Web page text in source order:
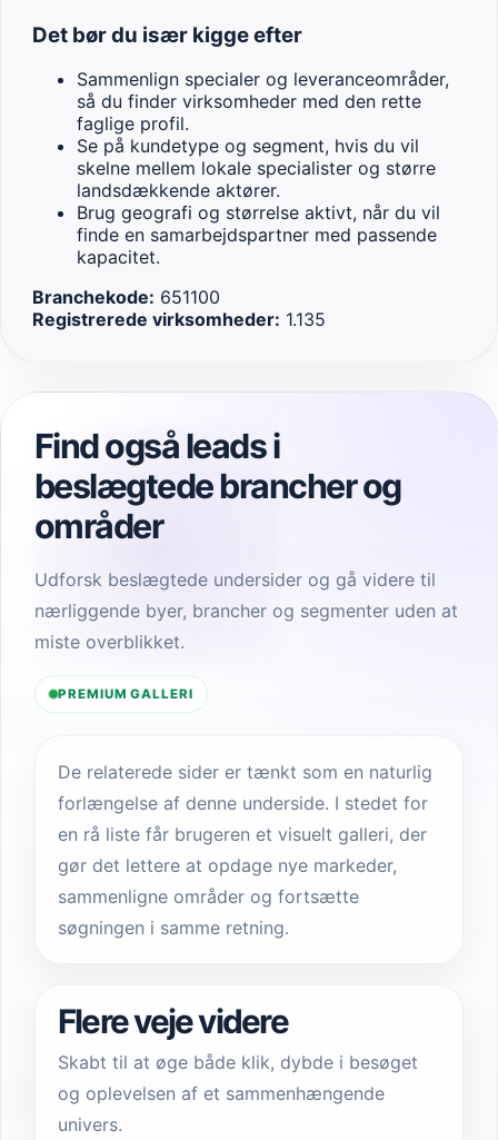
Det bør du især kigge efter
Sammenlign specialer og leveranceområder,
så du finder virksomheder med den rette
faglige profil.
Se på kundetype og segment, hvis du vil
skelne mellem lokale specialister og større
landsdækkende aktører.
Brug geografi og størrelse aktivt, når du vil
finde en samarbejdspartner med passende
kapacitet.
Branchekode: 651100
Registrerede virksomheder: 1.135
Find også leads i
beslægtede brancher og
områder
Udforsk beslægtede undersider og gå videre til
nærliggende byer, brancher og segmenter uden at
miste overblikket.
PREMIUM GALLERI
De relaterede sider er tænkt som en naturlig
forlængelse af denne underside. I stedet for
en rå liste får brugeren et visuelt galleri, der
gør det lettere at opdage nye markeder,
sammenligne områder og fortsætte
søgningen i samme retning.
Flere veje videre
Skabt til at øge både klik, dybde i besøget
og oplevelsen af et sammenhængende
univers.